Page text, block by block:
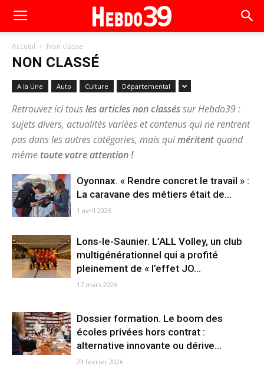
Accueil Non classé
NON CLASSÉ
A la Une Auto Culture Départemental
Retrouvez ici tousles articles non classéssur Hebdo39 :
sujets divers, actualités variées et contenus qui ne rentrent
pas dans les autres catégories, mais quiméritentquand
même toute votre attention !
Oyonnax. « Rendre concret le travail » :
La caravane des métiers était de...
1 avril 2026
Lons-le-Saunier. L’ALL Volley, un club
multigénérationnel qui a profité
pleinement de « l’effet JO...
17 mars 2026
Dossier formation. Le boom des
écoles privées hors contrat :
alternative innovante ou dérive...
23 février 2026